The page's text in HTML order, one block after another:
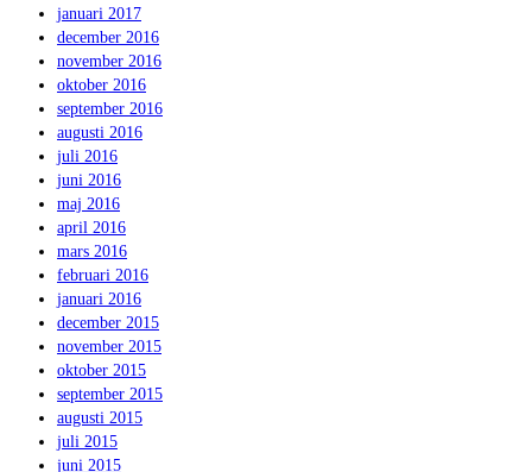
januari 2017
december 2016
november 2016
oktober 2016
september 2016
augusti 2016
juli 2016
juni 2016
maj 2016
april 2016
mars 2016
februari 2016
januari 2016
december 2015
november 2015
oktober 2015
september 2015
augusti 2015
juli 2015
juni 2015